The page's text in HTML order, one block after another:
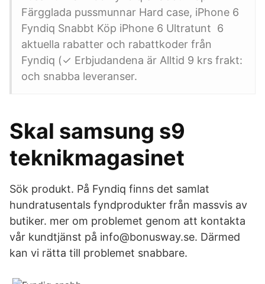
Färgglada pussmunnar Hard case, iPhone 6
Fyndiq Snabbt Köp iPhone 6 Ultratunt 6
aktuella rabatter och rabattkoder från
Fyndiq (✓ Erbjudandena är Alltid 9 krs frakt:
och snabba leveranser.
Skal samsung s9
teknikmagasinet
Sök produkt. På Fyndiq finns det samlat
hundratusentals fyndprodukter från massvis av
butiker. mer om problemet genom att kontakta
vår kundtjänst på info@bonusway.se. Därmed
kan vi rätta till problemet snabbare.